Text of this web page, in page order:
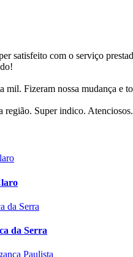
satisfeito com o serviço
mil. Fizeram nossa mudança e
região. Super indico. Atenciosos.
da Serra